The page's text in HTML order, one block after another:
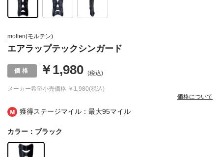
獲得ステージマイル：最大95マイル
molten(モルテン)
エアラップテックシンガード
メーカー希望小売価格 ￥1,980(税込)
￥1,980 (税込)
価格について
カラー：ブラック